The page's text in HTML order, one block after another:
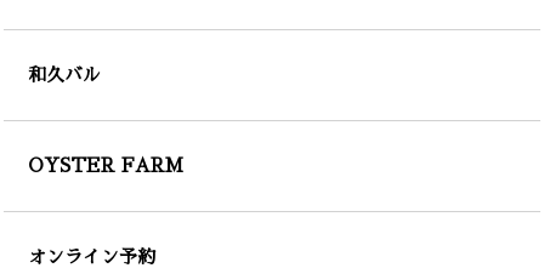
和久バル
OYSTER FARM
オンライン予約